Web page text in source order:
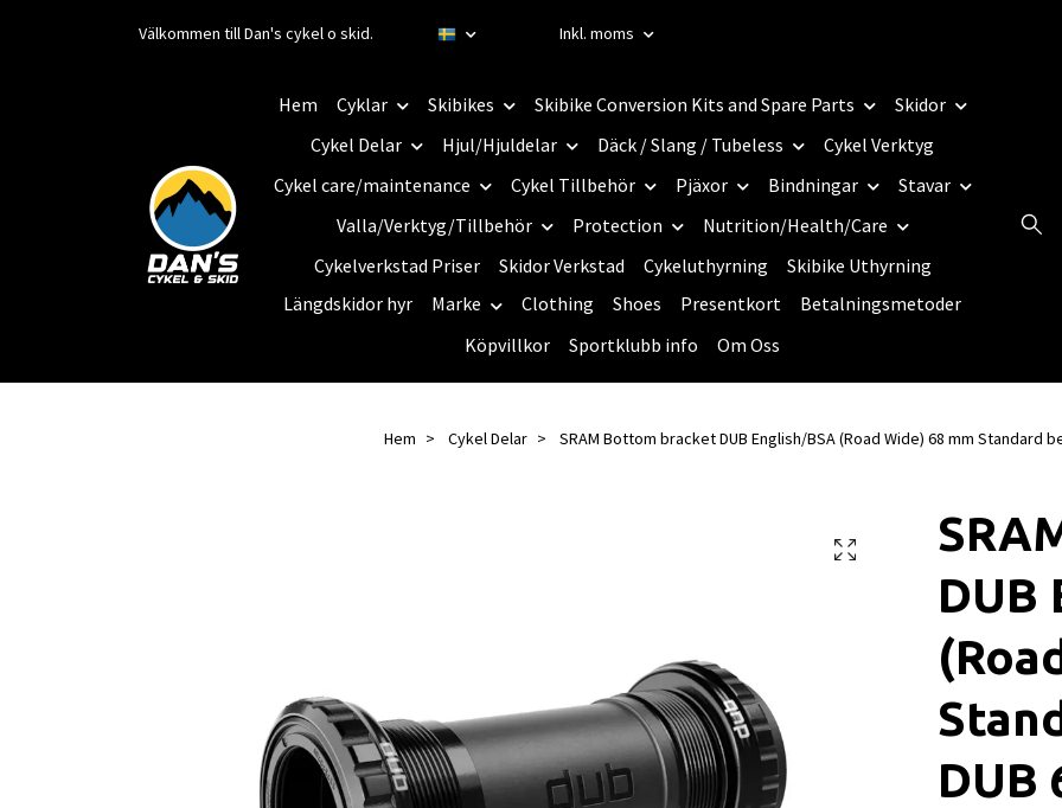
Välkommen till Dan's cykel o skid. Inkl. moms
Hem Cyklar Skibikes Skibike Conversion Kits and Spare Parts
Skidor
Cykel Delar
Hjul/Hjuldelar Däck / Slang / Tubeless
Cykel Verktyg
Cykel care/maintenance
Cykel Tillbehör Pjäxor Bindningar
Stavar
Valla/Verktyg/Tillbehör
Protection
Nutrition/Health/Care
Cykelverkstad Priser
Skidor Verkstad Cykeluthyrning
Skibike Uthyrning
Längdskidor hyr
Marke Clothing Shoes Presentkort
Betalningsmetoder
Köpvillkor
Sportklubb info Om Oss
Hem Cykel Delar SRAM Bottom bracket DUB English/BSA (Road Wide) 68 mm Standard
DUB
DUB